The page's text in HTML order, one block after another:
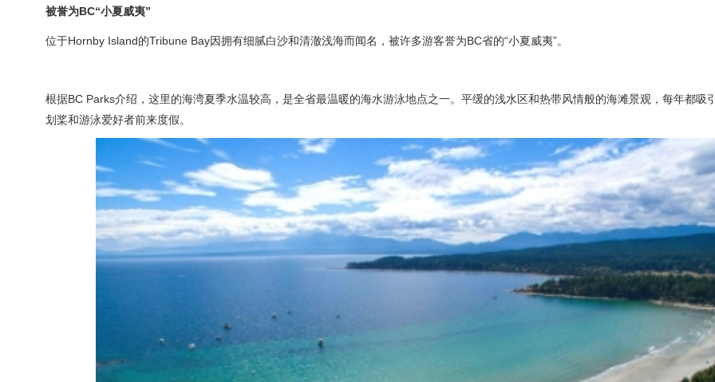
被誉为BC“小夏威夷”
位于Hornby Island的Tribune Bay因拥有细腻白沙和清澈浅海而闻名，被许多游客誉为BC省的“小夏威夷”。
根据BC Parks介绍，这里的海湾夏季水温较高，是全省最温暖的海水游泳地点之一。平缓的浅水区和热带风情般的海滩景观，每年都吸
划桨和游泳爱好者前来度假。